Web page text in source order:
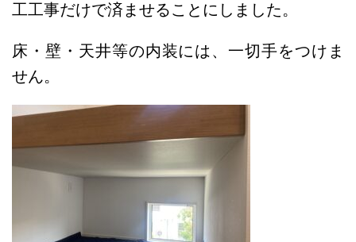
工工事だけで済ませることにしました。
床・壁・天井等の内装には、一切手をつけま
せん。